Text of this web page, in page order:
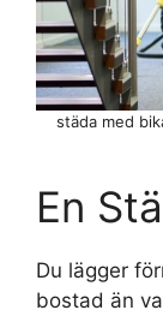
En
Du lägger
bostad än
städa med